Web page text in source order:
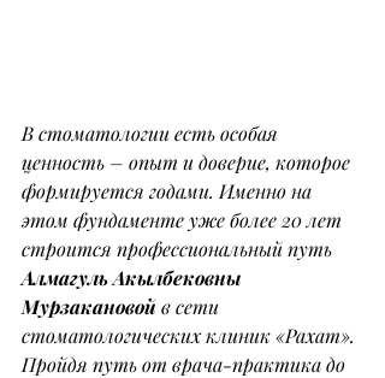
В стоматологии есть особая
ценность – опыт и доверие, которое
формируется годами. Именно на
этом фундаменте уже более 20 лет
строится профессиональный путь
Алмагуль Акылбековны
Мурзакановой в сети
стоматологических клиник «Рахат».
Пройдя путь от врача-практика до